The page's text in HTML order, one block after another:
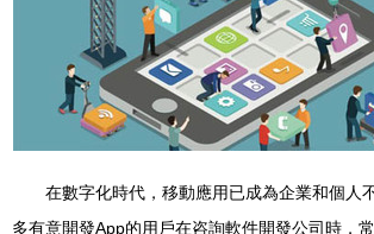
在數字化時代，移動應用已成為企業和個人
多有意開發App的用戶在咨詢軟件開發公司時，